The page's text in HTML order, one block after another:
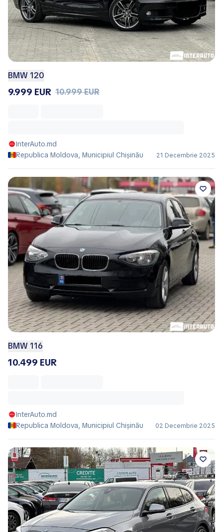
BMW 120
9.999 EUR 10.999 EUR
InterAuto.md
Republica Moldova, Municipiul Chișinău
21 Decembrie 2025
BMW 116
10.499 EUR
InterAuto.md
Republica Moldova, Municipiul Chișinău
02 Decembrie 2025